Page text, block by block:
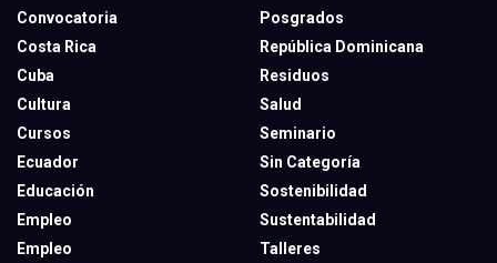
Convocatoria
Costa Rica
Cuba
Cultura
Cursos
Ecuador
Educación
Empleo
Empleo
Posgrados
República Dominicana
Residuos
Salud
Seminario
Sin Categoría
Sostenibilidad
Sustentabilidad
Talleres